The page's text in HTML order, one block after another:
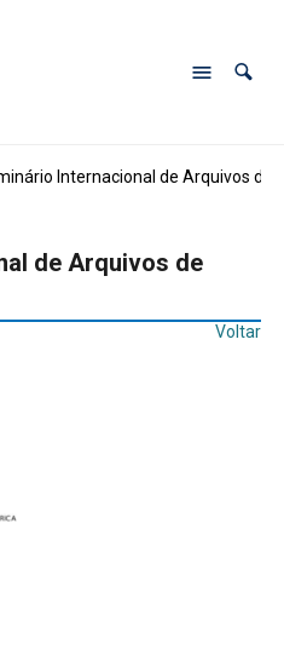
Internacional de Arquivos de
de Arquivos de
Voltar